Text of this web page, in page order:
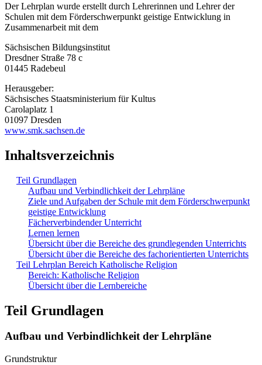
Der Lehrplan wurde erstellt durch Lehrerinnen und Lehrer der
Schulen mit dem Förderschwerpunkt geistige Entwicklung in
Zusammenarbeit mit dem
Sächsischen Bildungsinstitut
Dresdner Straße 78 c
01445 Radebeul
Herausgeber:
Sächsisches Staatsministerium für Kultus
Carolaplatz 1
01097 Dresden
www.smk.sachsen.de
Inhaltsverzeichnis
Teil Grundlagen
Aufbau und Verbindlichkeit der Lehrpläne
Ziele und Aufgaben der Schule mit dem Förderschwerpunkt
geistige Entwicklung
Fächerverbindender Unterricht
Lernen lernen
Übersicht über die Bereiche des grundlegenden Unterrichts
Übersicht über die Bereiche des fachorientierten Unterrichts
Teil Lehrplan Bereich Katholische Religion
Bereich: Katholische Religion
Übersicht über die Lernbereiche
Teil Grundlagen
Aufbau und Verbindlichkeit der Lehrpläne
Grundstruktur